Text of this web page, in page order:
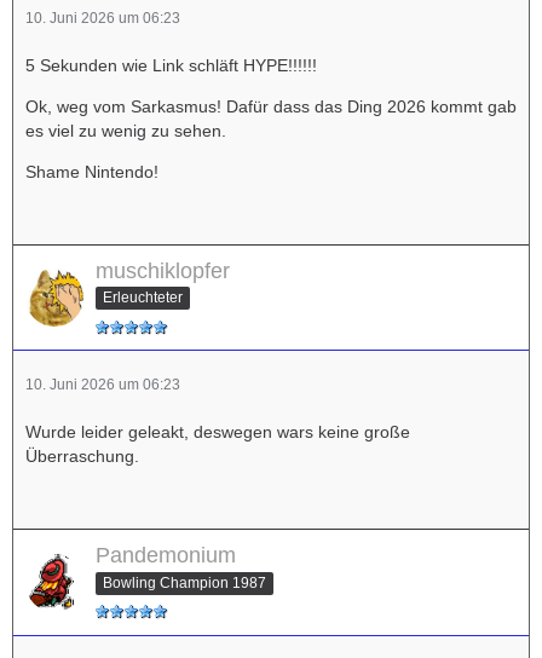
10. Juni 2026 um 06:23
5 Sekunden wie Link schläft HYPE!!!!!!
Ok, weg vom Sarkasmus! Dafür dass das Ding 2026 kommt gab
es viel zu wenig zu sehen.
Shame Nintendo!
muschiklopfer
Erleuchteter
10. Juni 2026 um 06:23
Wurde leider geleakt, deswegen wars keine große
Überraschung.
Pandemonium
Bowling Champion 1987